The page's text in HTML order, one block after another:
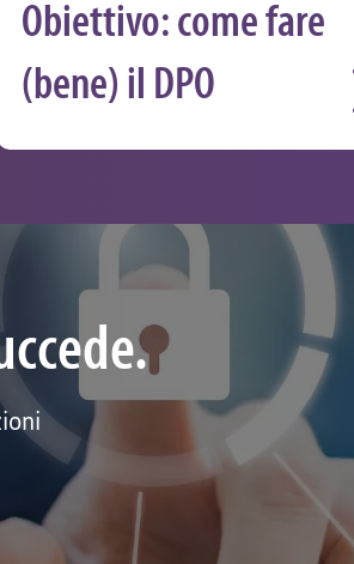
Obiettivo: come fare
(bene) il DPO